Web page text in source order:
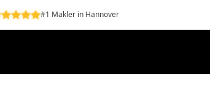
#1 Makler in Hannover